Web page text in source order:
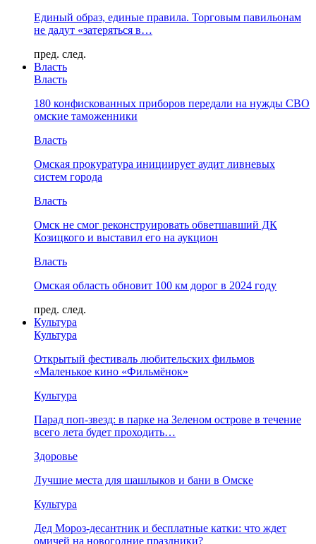
Единый образ, единые правила. Торговым павильонам
не дадут «затеряться в…
пред. след.
Власть
Власть
180 конфискованных приборов передали на нужды СВО
омские таможенники
Власть
Омская прокуратура инициирует аудит ливневых
систем города
Власть
Омск не смог реконструировать обветшавший ДК
Козицкого и выставил его на аукцион
Власть
Омская область обновит 100 км дорог в 2024 году
пред. след.
Культура
Культура
Открытый фестиваль любительских фильмов
«Маленькое кино «Фильмёнок»
Культура
Парад поп-звезд: в парке на Зеленом острове в течение
всего лета будет проходить…
Здоровье
Лучшие места для шашлыков и бани в Омске
Культура
Дед Мороз-десантник и бесплатные катки: что ждет
омичей на новогодние праздники?